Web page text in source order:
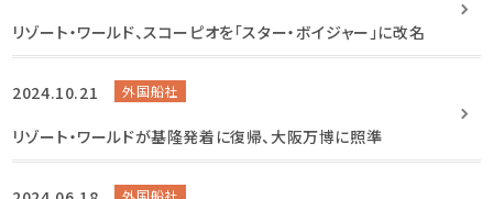
リゾート・ワールド、スコーピオを「スター・ボイジャー」に改名
2024.10.21 外国船社
リゾート・ワールドが基隆発着に復帰、大阪万博に照準
外国船社